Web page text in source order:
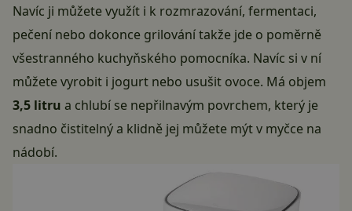
Navíc ji můžete využít i k rozmrazování, fermentaci,
pečení nebo dokonce grilování takže jde o poměrně
všestranného kuchyňského pomocníka. Navíc si v ní
můžete vyrobit i jogurt nebo usušit ovoce. Má objem
3,5 litru a chlubí se nepřilnavým povrchem, který je
snadno čistitelný a klidně jej můžete mýt v myčce na
nádobí.